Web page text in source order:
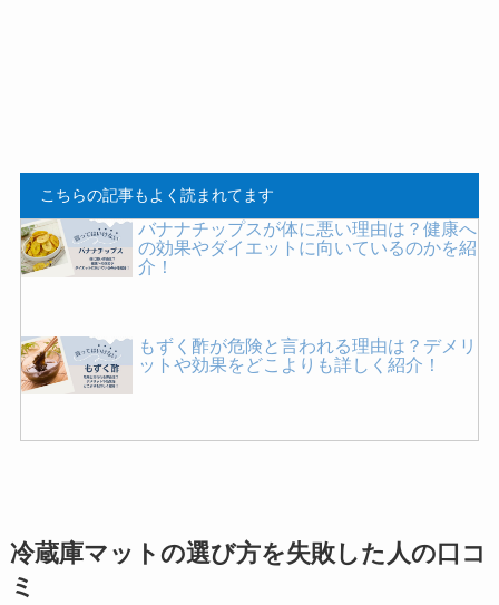
こちらの記事もよく読まれてます
バナナチップスが体に悪い理由は？健康へ
の効果やダイエットに向いているのかを紹
介！
もずく酢が危険と言われる理由は？デメリ
ットや効果をどこよりも詳しく紹介！
冷蔵庫マットの選び方を失敗した人の口コ
ミ